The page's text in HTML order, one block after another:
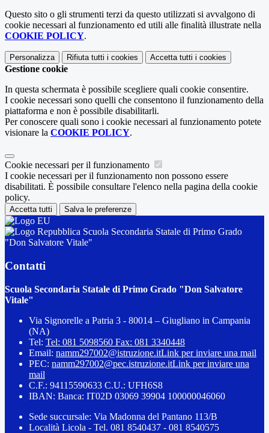
Questo sito o gli strumenti terzi da questo utilizzati si avvalgono di
cookie necessari al funzionamento ed utili alle finalità illustrate nella
COOKIE POLICY.
Personalizza Rifiuta tutti i cookies Accetta tutti i cookies
Gestione cookie
In questa schermata è possibile scegliere quali cookie consentire.
I cookie necessari sono quelli che consentono il funzionamento della
piattaforma e non è possibile disabilitarli.
Per conoscere quali sono i cookie necessari al funzionamento potete
visionare la COOKIE POLICY.
Cookie necessari per il funzionamento
I cookie necessari per il funzionamento non possono essere
disabilitati. È possibile consultare l'elenco nella pagina della cookie
policy.
Accetta tutti Salva le preferenze
Scuola Secondaria Statale di Primo Grado
"Don Salvatore Vitale"
Contatti
Scuola Secondaria Statale di Primo Grado "Don Salvatore
Vitale"
Via Signorelle a Patria 3 - 80014 – Giugliano in Campania
(NA)
Tel: Tel: 081 5098560 Fax: 081 3340448
Email: namm297002@istruzione.itLink per inviare una mail
PEC: namm297002@pec.istruzione.itLink per inviare una
mail
C.F.: 94115590633 C.U.: UFH6S8
IBAN: Banca: IT02D 03069 39904 100000046060
Sede succursale: Via Madonna del Pantano 113/B
Località Licola - Tel. 081 8540437 - 081 8540575